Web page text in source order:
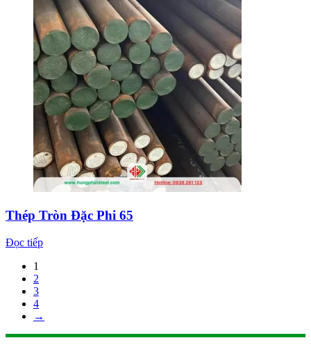
Thép Tròn Đặc Phi 65
Đọc tiếp
1
2
3
4
→